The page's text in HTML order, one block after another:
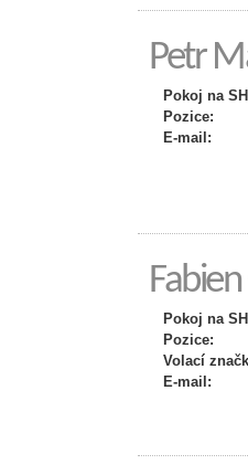
Petr
Pokoj na
Pozice:
E-mail:
Pokoj na
Pozice:
Volací
E-mail: